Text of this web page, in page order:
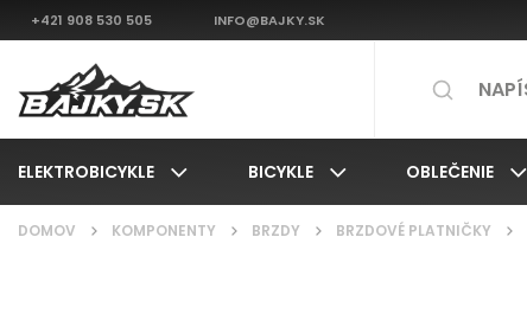
+421 908 530 505 INFO@BAJKY.SK
ELEKTROBICYKLE BICYKLE OBLEČENIE
DOMOV / KOMPONENTY / BRZDY / BRZDOVÉ PLATNIČKY /